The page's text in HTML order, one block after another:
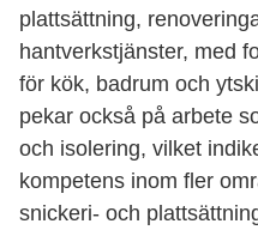
plattsättning,
hantverkstjänster, med
för kök, badrum och
pekar också på arbete
och isolering, vilket
kompetens inom fler
snickeri- och